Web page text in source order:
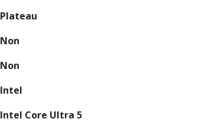
Plateau
Non
Non
Intel
Intel Core Ultra 5